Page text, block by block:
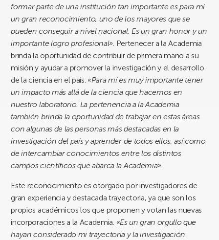
formar parte de una institución tan importante es para mí
un gran reconocimiento, uno de los mayores que se
pueden conseguir a nivel nacional. Es un gran honor y un
importante logro profesional». Pertenecer a la Academia
brinda la oportunidad de contribuir de primera mano a su
misión y ayudar a promover la investigación y el desarrollo
de la ciencia en el país. «Para mí es muy importante tener
un impacto más allá de la ciencia que hacemos en
nuestro laboratorio. La pertenencia a la Academia
también brinda la oportunidad de trabajar en estas áreas
con algunas de las personas más destacadas en la
investigación del país y aprender de todos ellos, así como
de intercambiar conocimientos entre los distintos
campos científicos que abarca la Academia».
Este reconocimiento es otorgado por investigadores de
gran experiencia y destacada trayectoria, ya que son los
propios académicos los que proponen y votan las nuevas
incorporaciones a la Academia. «Es un gran orgullo que
hayan considerado mi trayectoria y la investigación